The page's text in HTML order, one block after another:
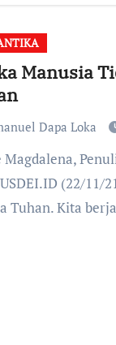
Manusia
Dapa Loka
(22/
Tuhan. Kita